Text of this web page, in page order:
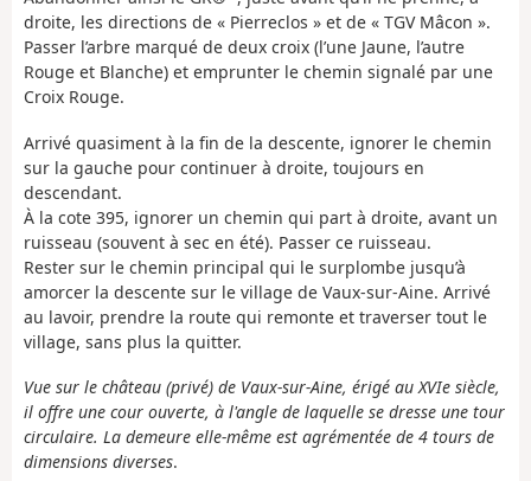
droite, les directions de « Pierreclos » et de « TGV Mâcon ».
Passer l’arbre marqué de deux croix (l’une Jaune, l’autre
Rouge et Blanche) et emprunter le chemin signalé par une
Croix Rouge.
Arrivé quasiment à la fin de la descente, ignorer le chemin
sur la gauche pour continuer à droite, toujours en
descendant.
À la cote 395, ignorer un chemin qui part à droite, avant un
ruisseau (souvent à sec en été). Passer ce ruisseau.
Rester sur le chemin principal qui le surplombe jusqu’à
amorcer la descente sur le village de Vaux-sur-Aine. Arrivé
au lavoir, prendre la route qui remonte et traverser tout le
village, sans plus la quitter.
Vue sur le château (privé) de Vaux-sur-Aine, érigé au XVIe siècle,
il offre une cour ouverte, à l'angle de laquelle se dresse une tour
circulaire. La demeure elle-même est agrémentée de 4 tours de
dimensions diverses.